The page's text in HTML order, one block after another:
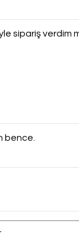
sipariş verdim
bence.